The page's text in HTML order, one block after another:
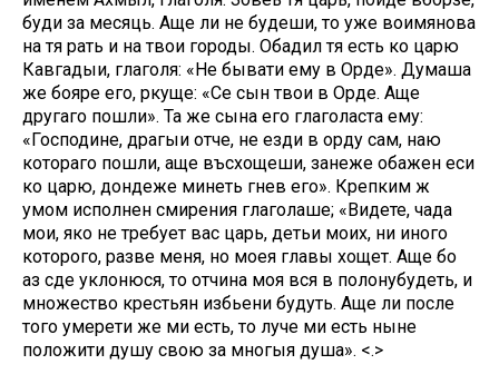
буди за месяць. Аще ли не будеши, то уже воимянова
на тя рать и на твои городы. Обадил тя есть ко царю
Кавгадыи, глаголя: «Не бывати ему в Орде». Думаша
же бояре его, ркуще: «Се сын твои в Орде. Аще
другаго пошли». Та же сына его глаголаста ему:
«Господине, драгыи отче, не езди в орду сам, наю
котораго пошли, аще въсхощеши, занеже обажен еси
ко царю, дондеже минеть гнев его». Крепким ж
умом исполнен смирения глаголаше; «Видете, чада
мои, яко не требует вас царь, детьи моих, ни иного
которого, разве меня, но моея главы хощет. Аще бо
аз сде уклонюся, то отчина моя вся в полонубудеть, и
множество крестьян избьени будуть. Аще ли после
того умерети же ми есть, то луче ми есть ныне
положити душу свою за многыя душа». <.>